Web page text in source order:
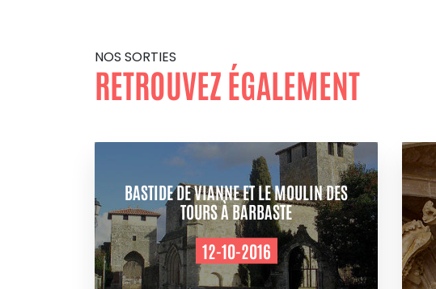
NOS SORTIES
RETROUVEZ ÉGALEMENT
BASTIDE DE VIANNE ET LE MOULIN DES
TOURS À BARBASTE
12-10-2016